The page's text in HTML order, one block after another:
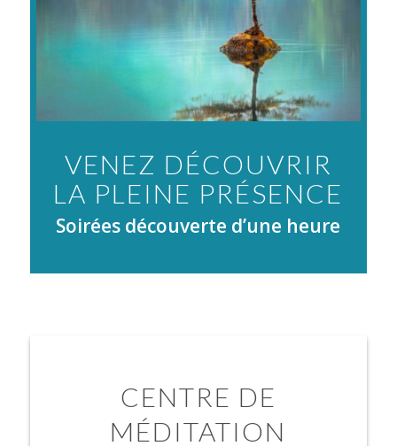
VENEZ DÉCOUVRIR
LA PLEINE PRÉSENCE
Soirées découverte d’une heure
CENTRE DE
MÉDITATION